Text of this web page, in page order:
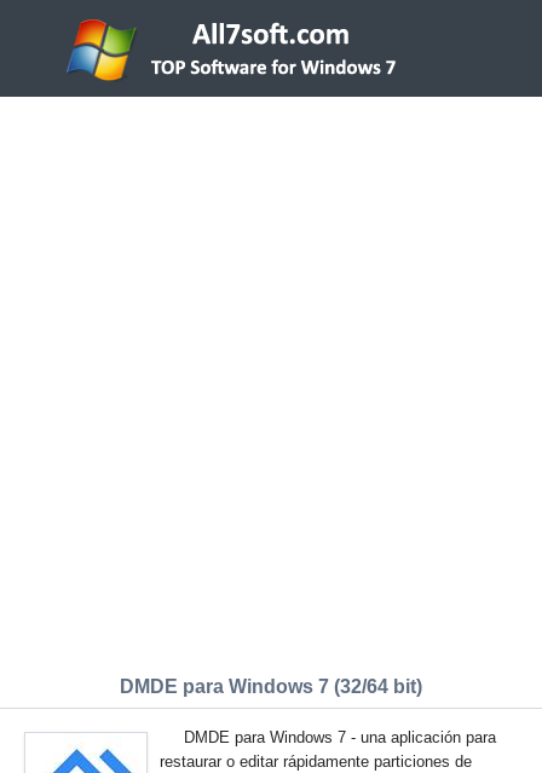
DMDE para Windows 7 (32/64 bit)
DMDE para Windows 7 - una aplicación para
restaurar o editar rápidamente particiones de